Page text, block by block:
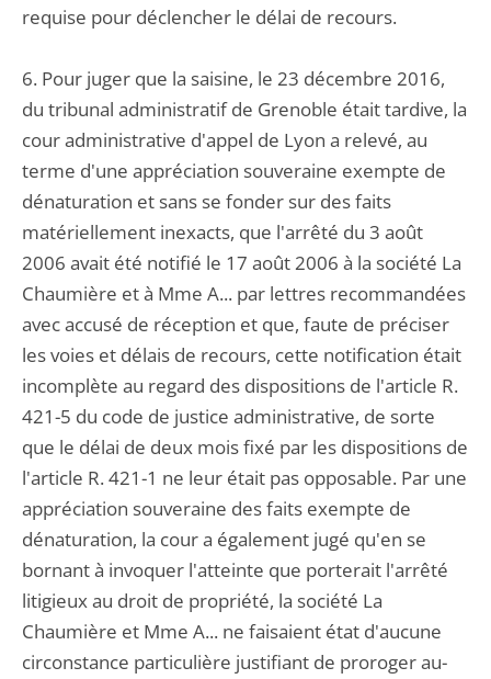
requise pour déclencher le délai de recours.
6. Pour juger que la saisine, le 23 décembre 2016,
du tribunal administratif de Grenoble était tardive, la
cour administrative d'appel de Lyon a relevé, au
terme d'une appréciation souveraine exempte de
dénaturation et sans se fonder sur des faits
matériellement inexacts, que l'arrêté du 3 août
2006 avait été notifié le 17 août 2006 à la société La
Chaumière et à Mme A... par lettres recommandées
avec accusé de réception et que, faute de préciser
les voies et délais de recours, cette notification était
incomplète au regard des dispositions de l'article R.
421-5 du code de justice administrative, de sorte
que le délai de deux mois fixé par les dispositions de
l'article R. 421-1 ne leur était pas opposable. Par une
appréciation souveraine des faits exempte de
dénaturation, la cour a également jugé qu'en se
bornant à invoquer l'atteinte que porterait l'arrêté
litigieux au droit de propriété, la société La
Chaumière et Mme A... ne faisaient état d'aucune
circonstance particulière justifiant de proroger au-